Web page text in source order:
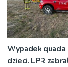
Wypadek quada
dzieci. LPR